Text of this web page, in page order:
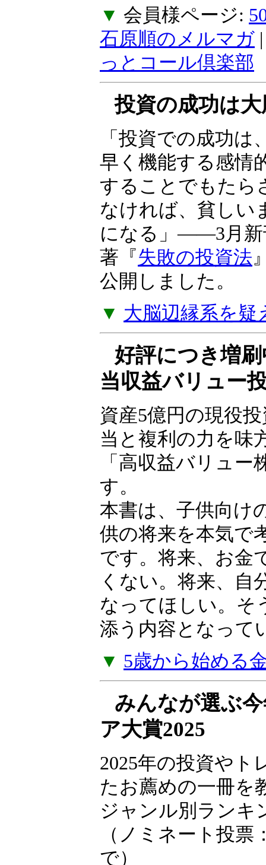
ご不便をおかけし
ん。
▼ 会員様ページ:
石原順のメルマガ
っとコール倶楽部
投資の成功は
る
「投資での成功は
常に素早く機能す
制御することでも
できなければ、貧
ことになる」――3
ルツ著『失敗の投
ジを公開しました
▼ 大脳辺縁系を疑
好評につき増刷
当収益バリュー
資産5億円の現役
が配当と複利の力
産を育てた「高収
法」を明かします
本書は、子供向け
供の将来を本気で
です。将来、お金
くない。将来、自
なってほしい。そ
添う内容となって
▼ 5歳から始める
みんなが選ぶ
ア大賞2025
2025年の投資や
たお薦めの一冊を